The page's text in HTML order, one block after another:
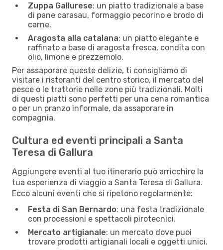
Zuppa Gallurese: un piatto tradizionale a base
di pane carasau, formaggio pecorino e brodo di
carne.
Aragosta alla catalana: un piatto elegante e
raffinato a base di aragosta fresca, condita con
olio, limone e prezzemolo.
Per assaporare queste delizie, ti consigliamo di
visitare i ristoranti del centro storico, il mercato del
pesce o le trattorie nelle zone più tradizionali. Molti
di questi piatti sono perfetti per una cena romantica
o per un pranzo informale, da assaporare in
compagnia.
Cultura ed eventi principali a Santa
Teresa di Gallura
Aggiungere eventi al tuo itinerario può arricchire la
tua esperienza di viaggio a Santa Teresa di Gallura.
Ecco alcuni eventi che si ripetono regolarmente:
Festa di San Bernardo: una festa tradizionale
con processioni e spettacoli pirotecnici.
Mercato artigianale: un mercato dove puoi
trovare prodotti artigianali locali e oggetti unici.